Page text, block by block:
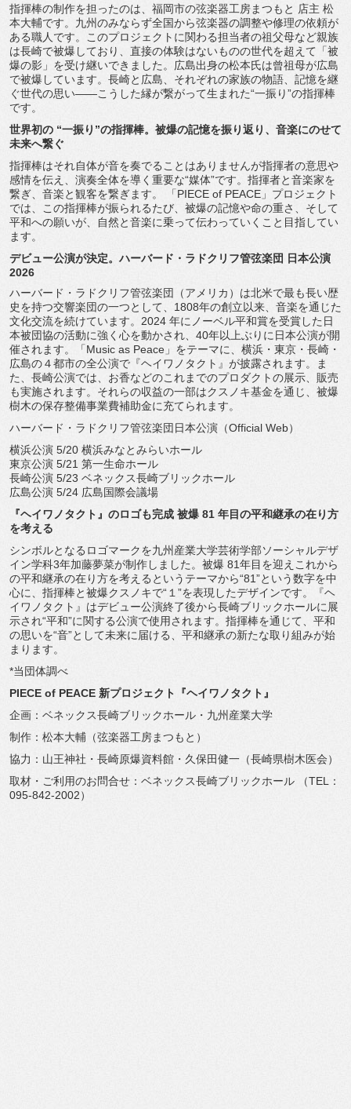
指揮棒の制作を担ったのは、福岡市の弦楽器工房まつもと 店主 松
本大輔です。 九州のみならず全国から弦楽器の調整や修理の依頼が
ある職人です。
このプロジェクトに関わる担当者の祖父母など親族
は長崎で被爆しており、直接の体験はないものの世代を超えて「被
爆の影」 を受け継いできました。 広島出身の松本氏は曾祖母が広島
で被爆しています。長崎と広島、 それぞれの家族の物語、記憶を継
ぐ世代の思い――こうした縁が繋がって生まれた“一振り”の指揮棒
です。
世界初の “一振り”の指揮棒。被爆の記憶を振り返り、 音楽にのせて
未来へ繋ぐ
指揮棒はそれ自体が音を奏でることはありませんが指揮者の意思や
感情を伝え、演奏全体を導く重要な“媒体”です。 指揮者と音楽家を
繋ぎ、音楽と観客を繋ぎます。 「PIECE of PEACE」プロジェクト
では、この指揮棒が振られるたび、 被爆の記憶や命の重さ、そして
平和への願いが、
自然と音楽に乗って伝わっていくこと目指してい
ます。
デビュー公演が決定。ハーバード・ラドクリフ管弦楽団 日本公演
2026
ハーバード・ラドクリフ管弦楽団（アメリカ） は北米で最も長い歴
史を持つ交響楽団の一つとして、 1808年の創立以来、音楽を通じた
文化交流を続けています。 2024 年にノーベル平和賞を受賞した日
本被団協の活動に強く心を動かされ、40年以上ぶりに日本公演が開
催されます。「Music as Peace」をテーマに、横浜・東京・長崎・
広島の４都市の全公演で『ヘイワノタクト』が披露されます。
ま
た、長崎公演では、お香などのこれまでのプロダクトの展示、 販売
も実施されます。それらの収益の一部はクスノキ基金を通じ、 被爆
樹木の保存整備事業費補助金に充てられます。
ハーバード・ラドクリフ管弦楽団日本公演（Official Web）
横浜公演 5/20 横浜みなとみらいホール
東京公演 5/21 第一生命ホール
長崎公演 5/23 ベネックス長崎ブリックホール
広島公演 5/24 広島国際会議場
『ヘイワノタクト』のロゴも完成 被爆 81 年目の平和継承の在り方
を考える
シンボルとなるロゴマークを九州産業大学芸術学部ソーシャルデザ
イン学科3年加藤夢菜が制作しました。被爆 81年目を迎えこれから
の平和継承の在り方を考えるというテーマから“81”という数字を中
心に、指揮棒と被爆クスノキで“１”を表現したデザインです。『ヘ
イワノタクト』 はデビュー公演終了後から長崎ブリックホールに展
示され“平和”に関する公演で使用されます。指揮棒を通じて、平和
の思いを“音”として未来に届ける、 平和継承の新たな取り組みが始
まります。
*当団体調べ
PIECE of PEACE 新プロジェクト『ヘイワノタクト』
企画：ベネックス長崎ブリックホール・九州産業大学
制作：松本大輔（弦楽器工房まつもと）
協力：山王神社・長崎原爆資料館・久保田健一（長崎県樹木医会）
取材・ご利用のお問合せ：ベネックス長崎ブリックホール （TEL：
095-842-2002）